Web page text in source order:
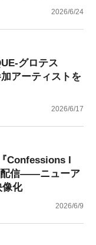
2026/6/24
グロテス
アーティストを
2026/6/17
Confessions I
配信——ニューア
像化
2026/6/9